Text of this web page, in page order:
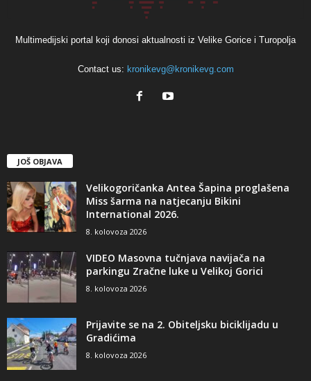
Multimedijski portal koji donosi aktualnosti iz Velike Gorice i Turopolja
Contact us: kronikevg@kronikevg.com
JOŠ OBJAVA
Velikogoričanka Antea Šapina proglašena
Miss šarma na natjecanju Bikini
International 2026.
8. kolovoza 2026
VIDEO Masovna tučnjava navijača na
parkingu Zračne luke u Velikoj Gorici
8. kolovoza 2026
Prijavite se na 2. Obiteljsku biciklijadu u
Gradićima
8. kolovoza 2026